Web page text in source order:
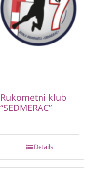
Rukometni klub
“SEDMERAC”
Details